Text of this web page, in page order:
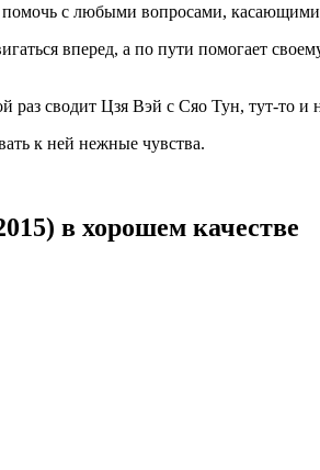
помочь с любыми вопросами,
вперед, а по пути помогает своему
раз сводит Цзя Вэй с Сяо Тун, тут-то и
к ней нежные чувства.
в хорошем качестве